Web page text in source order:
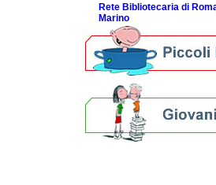
Rete Bibliotecaria di
Marino